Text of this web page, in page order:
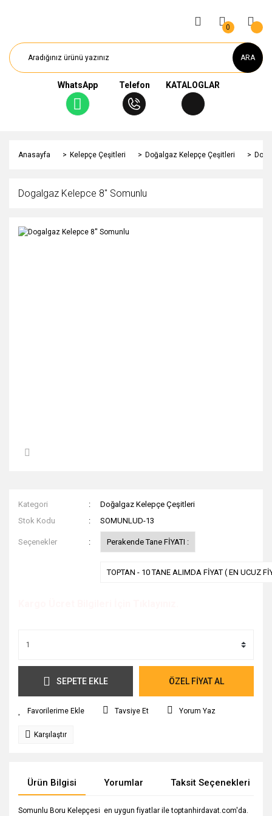
ARA
WhatsApp Telefon KATALOGLAR
0
Anasayfa Kelepçe Çeşitleri Doğalgaz Kelepçe Çeşitleri
Dogalgaz Kelepce 8'' Somunlu
Kategori
Doğalgaz Kelepçe Çeşitleri
Stok Kodu
SOMUNLUD-13
Seçenekler Perakende Tane FİYATI :
TOPTAN - 10 TANE ALIMDA FİYAT ( EN UCUZ
SEPETE EKLE ÖZEL FİYAT AL
Tavsiye Et Yorum Yaz
Karşılaştır
Ürün Bilgisi Yorumlar Taksit Seçenekleri
Somunlu Boru Kelepçesi en uygun fiyatlar ile toptanhirdavat.com'da.